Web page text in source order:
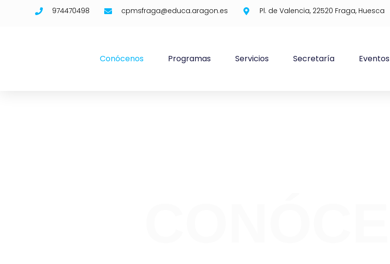
974470498 cpmsfraga@educa.aragon.es Pl. de Valencia, 22520 Fraga, Huesca
Conócenos Programas Servicios Secretaría Eventos